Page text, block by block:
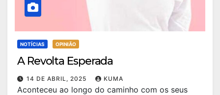
NOTÍCIAS OPINIÃO
A Revolta Esperada
14 DE ABRIL, 2025 KUMA
Aconteceu ao longo do caminho com os seus